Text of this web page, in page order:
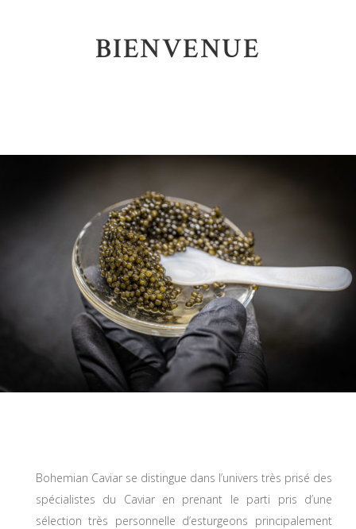
BIENVENUE
Bohemian Caviar se distingue dans l’univers très prisé des
spécialistes du Caviar en prenant le parti pris d’une
sélection très personnelle d’esturgeons principalement